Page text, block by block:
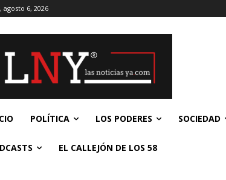
agosto 6, 2026
POLÍTICA LOS PODERES SOCIEDAD
EL CALLEJÓN DE LOS 58